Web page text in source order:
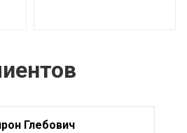
Глебович